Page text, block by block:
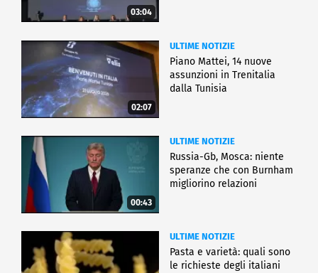
03:04
02:07
ULTIME NOTIZIE
Piano Mattei, 14 nuove
assunzioni in Trenitalia
dalla Tunisia
00:43
ULTIME NOTIZIE
Russia-Gb, Mosca: niente
speranze che con Burnham
migliorino relazioni
ULTIME NOTIZIE
Pasta e varietà: quali sono
le richieste degli italiani